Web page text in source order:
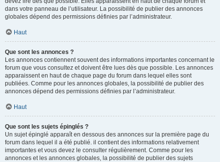
dans votre panneau de l’utilisateur. La possibilité de publier des annonces
globales dépend des permissions définies par l’administrateur.
Haut
Que sont les annonces ?
Les annonces contiennent souvent des informations importantes concernant le
forum que vous consultez et doivent être lues dès que possible. Les annonces
apparaissent en haut de chaque page du forum dans lequel elles sont
publiées. Comme pour les annonces globales, la possibilité de publier des
annonces dépend des permissions définies par l’administrateur.
Haut
Que sont les sujets épinglés ?
Un sujet épinglé apparaît en dessous des annonces sur la première page du
forum dans lequel il a été publié. il contient des informations relativement
importantes et vous devez le consulter régulièrement. Comme pour les
annonces et les annonces globales, la possibilité de publier des sujets